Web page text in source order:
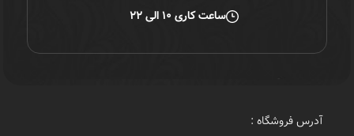
ساعت کاری ۱۰ الی ۲۲
آدرس فروشگاه :